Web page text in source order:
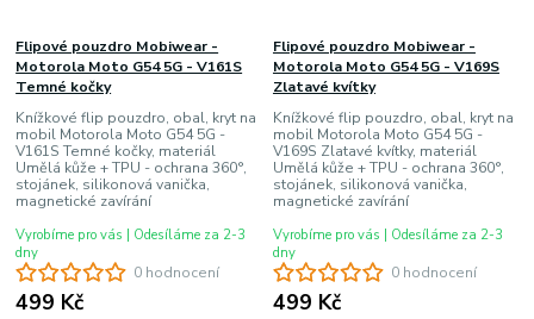
0 hodnocení
Flipové pouzdro Mobiwear -
Motorola Moto G54 5G - V161S
Temné kočky
Knížkové flip pouzdro, obal, kryt na
mobil Motorola Moto G54 5G -
V161S Temné kočky, materiál
Umělá kůže + TPU - ochrana 360°,
stojánek, silikonová vanička,
magnetické zavírání
499 Kč
Vyrobíme pro vás | Odesíláme za 2-3
dny
0 hodnocení
Flipové pouzdro Mobiwear -
Motorola Moto G54 5G - V169S
Zlatavé kvítky
Knížkové flip pouzdro, obal, kryt na
mobil Motorola Moto G54 5G -
V169S Zlatavé kvítky, materiál
Umělá kůže + TPU - ochrana 360°,
stojánek, silikonová vanička,
magnetické zavírání
499 Kč
Vyrobíme pro vás | Odesíláme za 2-3
dny